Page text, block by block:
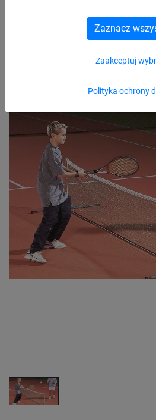
Polityka ochrony
Zaakceptuj
Zaznacz